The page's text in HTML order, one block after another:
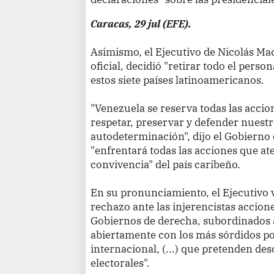
Caracas, 29 jul (EFE).
Asimismo, el Ejecutivo de Nicolás
oficial, decidió "retirar todo el
estos siete países latinoamericanos.
"Venezuela se reserva todas las
respetar, preservar y defender
autodeterminación", dijo el
"enfrentará todas las acciones que
convivencia" del país caribeño.
En su pronunciamiento, el Ejecutivo
rechazo ante las injerencistas
Gobiernos de derecha,
abiertamente con los más sórdidos
internacional, (...) que pretenden
electorales".